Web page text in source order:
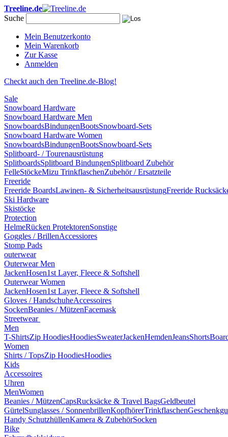
Treeline.de
Suche
Mein Benutzerkonto
Mein Warenkorb
Zur Kasse
Anmelden
Checkt auch den Treeline.de-Blog!
Sale
Snowboard Hardware
Snowboard Hardware Men
SnowboardsBindungenBootsSnowboard-Sets
Snowboard Hardware Women
SnowboardsBindungenBootsSnowboard-Sets
Splitboard- / Tourenausrüstung
SplitboardsSplitboard BindungenSplitboard Zubehör
FelleStöckeMizu TrinkflaschenZubehör / Ersatzteile
Freeride
Freeride BoardsLawinen- & SicherheitsausrüstungFreeride
Ski Hardware
Skistöcke
Protection
HelmeRücken ProtektorenSonstige
Goggles / BrillenAccessiores
Stomp Pads
outerwear
Outerwear Men
JackenHosen1st Layer, Fleece & Softshell
Outerwear Women
JackenHosen1st Layer, Fleece & Softshell
Gloves / HandschuheAccessoires
SockenBeanies / MützenFacemask
Streetwear
Men
T-ShirtsZip HoodiesHoodiesSweaterJackenHemdenJeansShorts
Women
Shirts / TopsZip HoodiesHoodies
Kids
Accessoires
Uhren
MenWomen
Beanies / MützenCapsRucksäcke & Travel BagsGeldbeutel
GürtelSunglasses / SonnenbrillenKopfhörerTrinkflaschen
Handy SchutzhüllenKamera & ZubehörSocken
Bike